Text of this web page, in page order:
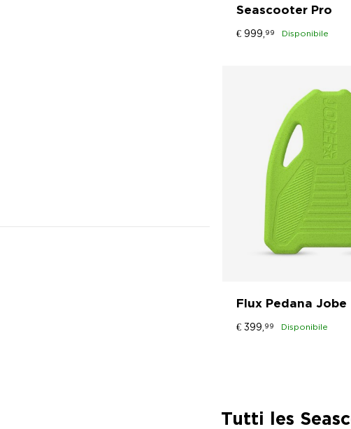
Seascooter Pro
€ 999, 99 Disponibile
Flux Pedana Jobe
€ 399, 99 Disponibile
Tutti les